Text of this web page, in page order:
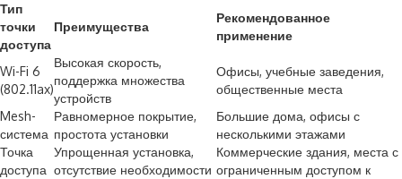
Тип
точки
доступа
Преимущества
Рекомендованное
применение
Wi-Fi 6
(802.11ax)
Высокая скорость,
поддержка множества
устройств
Офисы, учебные заведения,
общественные места
Mesh-
система
Равномерное покрытие,
простота установки
Большие дома, офисы с
несколькими этажами
Точка
доступа
Упрощенная установка,
отсутствие необходимости
Коммерческие здания, места с
ограниченным доступом к